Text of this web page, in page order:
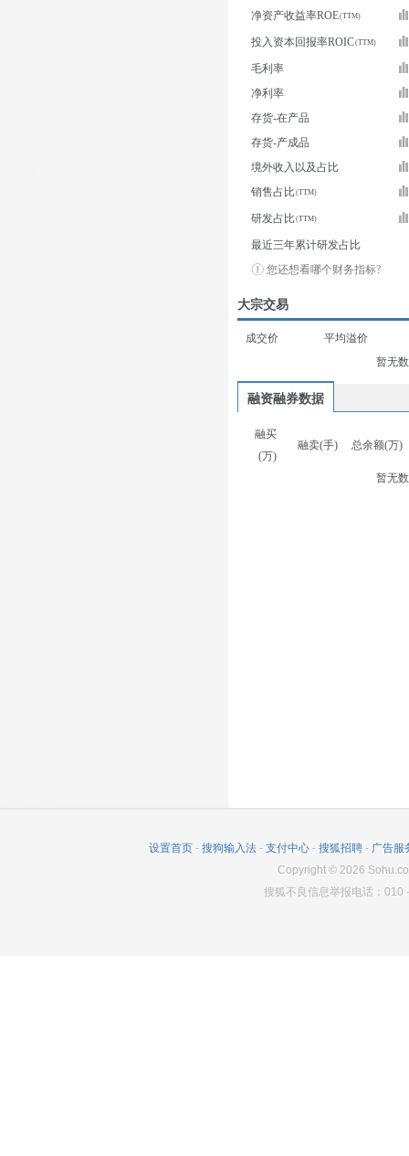
净资产收益率ROE
投入资本回报率ROIC
毛利率
净利率
存货-在产品
存货-产成品
境外收入以及占比
销售占比
研发占比
最近三年累计研发占比
您还想看哪个财务指标?
大宗交易
成交价
平均溢价
暂无
融资融券数据
融买
(万)
融卖(手) 总余额(万)
暂无
设置首页 - 搜狗输入法 - 支付中心 - 搜狐招聘 - 广告服
Copyright© 2026
搜狐不良信息举报电话：010